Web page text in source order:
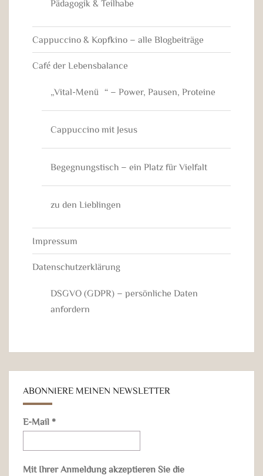
Pädagogik & Teilhabe
Cappuccino & Kopfkino – alle Blogbeiträge
Café der Lebensbalance
„Vital-Menü“ – Power, Pausen, Proteine
Cappuccino mit Jesus
Begegnungstisch – ein Platz für Vielfalt
zu den Lieblingen
Impressum
Datenschutzerklärung
DSGVO (GDPR) – persönliche Daten
anfordern
ABONNIERE MEINEN NEWSLETTER
E-Mail *
Mit Ihrer Anmeldung akzeptieren Sie die